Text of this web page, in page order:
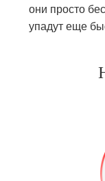
они просто
упадут еще